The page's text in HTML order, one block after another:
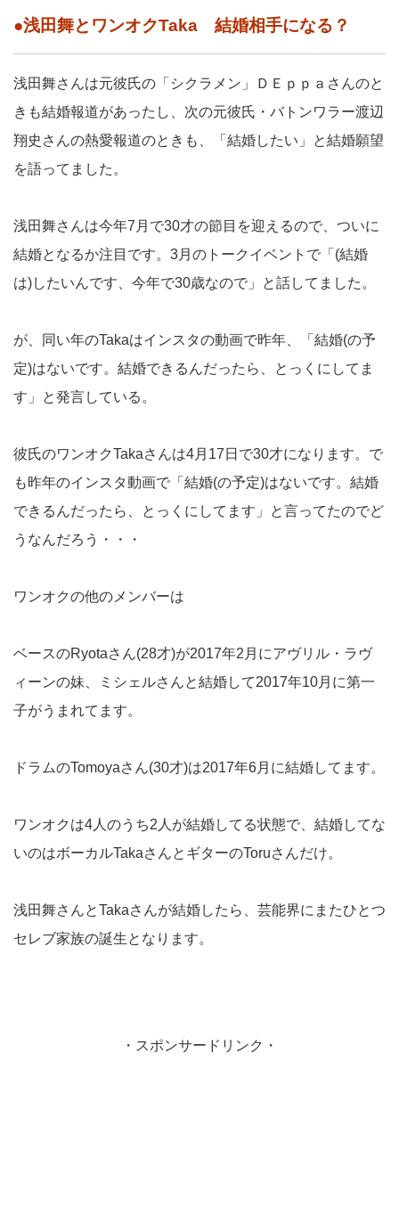
●浅田舞とワンオクTaka 結婚相手になる？
浅田舞さんは元彼氏の「シクラメン」ＤＥｐｐａさんのと
きも結婚報道があったし、次の元彼氏・バトンワラー渡辺
翔史さんの熱愛報道のときも、「結婚したい」と結婚願望
を語ってました。
浅田舞さんは今年7月で30才の節目を迎えるので、ついに
結婚となるか注目です。3月のトークイベントで「(結婚
は)したいんです、今年で30歳なので」と話してました。
が、同い年のTakaはインスタの動画で昨年、「結婚(の予
定)はないです。結婚できるんだったら、とっくにしてま
す」と発言している。
彼氏のワンオクTakaさんは4月17日で30才になります。で
も昨年のインスタ動画で「結婚(の予定)はないです。結婚
できるんだったら、とっくにしてます」と言ってたのでど
うなんだろう・・・
ワンオクの他のメンバーは
ベースのRyotaさん(28才)が2017年2月にアヴリル・ラヴ
ィーンの妹、ミシェルさんと結婚して2017年10月に第一
子がうまれてます。
ドラムのTomoyaさん(30才)は2017年6月に結婚してます。
ワンオクは4人のうち2人が結婚してる状態で、結婚してな
いのはボーカルTakaさんとギターのToruさんだけ。
浅田舞さんとTakaさんが結婚したら、芸能界にまたひとつ
セレブ家族の誕生となります。
・スポンサードリンク・